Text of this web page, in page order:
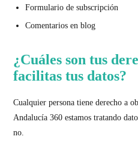
Formulario de subscripción
Comentarios en blog
¿Cuáles son tus
facilitas tus datos?
Cualquier persona tiene derecho a
Andalucía 360 estamos tratando
no.